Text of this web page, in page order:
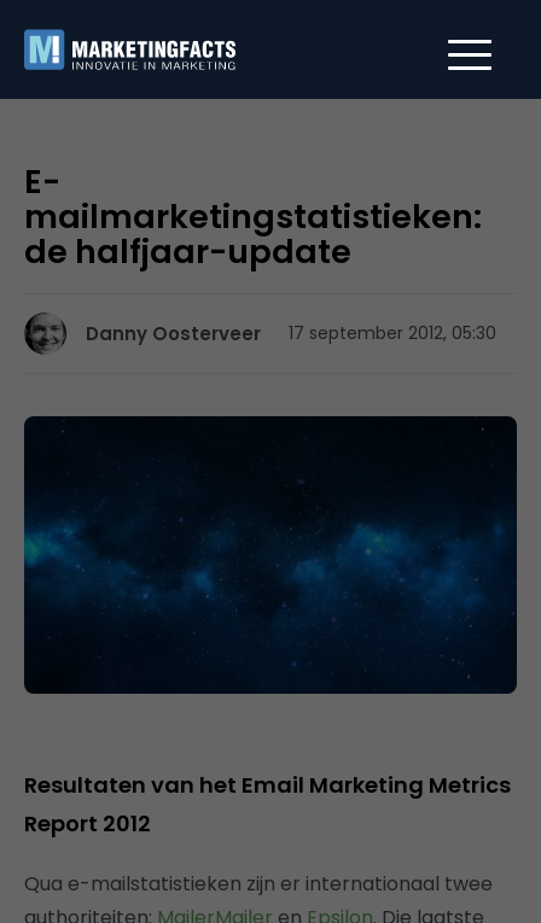
E-
mailmarketingstatistieken:
de halfjaar-update
Danny Oosterveer 17 september 2012, 05:30
Resultaten van het Email Marketing Metrics
Report 2012
Qua e-mailstatistieken zijn er internationaal twee
authoriteiten: MailerMailer en Epsilon. Die laatste